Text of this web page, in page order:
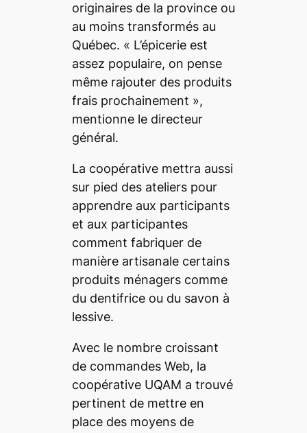
originaires de la province ou
au moins transformés au
Québec. « L’épicerie est
assez populaire, on pense
même rajouter des produits
frais prochainement »,
mentionne le directeur
général.
La coopérative mettra aussi
sur pied des ateliers pour
apprendre aux participants
et aux participantes
comment fabriquer de
manière artisanale certains
produits ménagers comme
du dentifrice ou du savon à
lessive.
Avec le nombre croissant
de commandes Web, la
coopérative UQAM a trouvé
pertinent de mettre en
place des moyens de